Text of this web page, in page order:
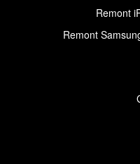
Remont
Remont